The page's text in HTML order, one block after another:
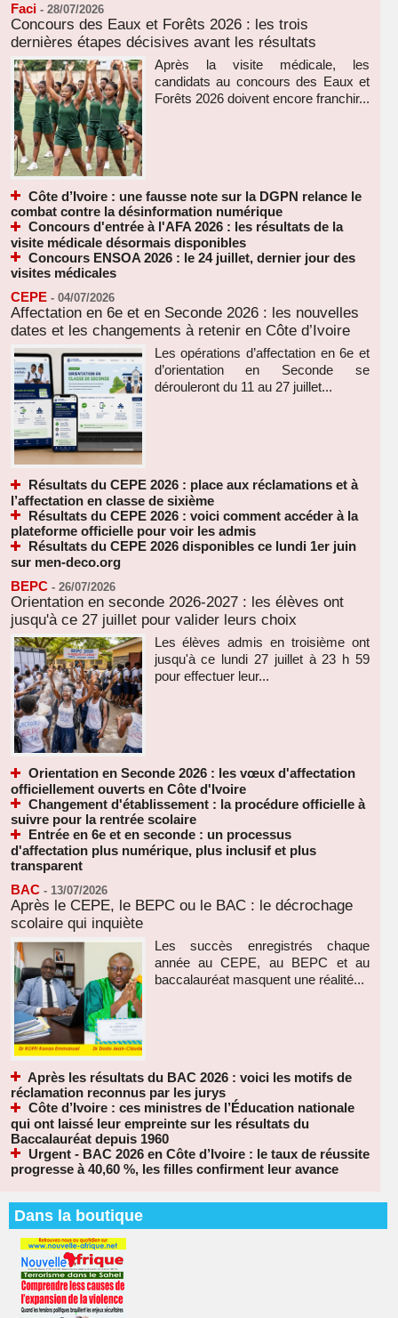
Faci - 28/07/2026
Concours des Eaux et Forêts 2026 : les trois
dernières étapes décisives avant les résultats
Après la visite médicale, les
candidats au concours des Eaux et
Forêts 2026 doivent encore franchir...
Côte d’Ivoire : une fausse note sur la DGPN relance le
combat contre la désinformation numérique
Concours d'entrée à l'AFA 2026 : les résultats de la
visite médicale désormais disponibles
Concours ENSOA 2026 : le 24 juillet, dernier jour des
visites médicales
CEPE - 04/07/2026
Affectation en 6e et en Seconde 2026 : les nouvelles
dates et les changements à retenir en Côte d’Ivoire
Les opérations d’affectation en 6e et
d’orientation en Seconde se
dérouleront du 11 au 27 juillet...
Résultats du CEPE 2026 : place aux réclamations et à
l’affectation en classe de sixième
Résultats du CEPE 2026 : voici comment accéder à la
plateforme officielle pour voir les admis
Résultats du CEPE 2026 disponibles ce lundi 1er juin
sur men-deco.org
BEPC - 26/07/2026
Orientation en seconde 2026-2027 : les élèves ont
jusqu'à ce 27 juillet pour valider leurs choix
Les élèves admis en troisième ont
jusqu'à ce lundi 27 juillet à 23 h 59
pour effectuer leur...
Orientation en Seconde 2026 : les vœux d'affectation
officiellement ouverts en Côte d'Ivoire
Changement d'établissement : la procédure officielle à
suivre pour la rentrée scolaire
Entrée en 6e et en seconde : un processus
d'affectation plus numérique, plus inclusif et plus
transparent
BAC - 13/07/2026
Après le CEPE, le BEPC ou le BAC : le décrochage
scolaire qui inquiète
Les succès enregistrés chaque
année au CEPE, au BEPC et au
baccalauréat masquent une réalité...
Après les résultats du BAC 2026 : voici les motifs de
réclamation reconnus par les jurys
Côte d’Ivoire : ces ministres de l’Éducation nationale
qui ont laissé leur empreinte sur les résultats du
Baccalauréat depuis 1960
Urgent - BAC 2026 en Côte d’Ivoire : le taux de réussite
progresse à 40,60 %, les filles confirment leur avance
Dans la boutique